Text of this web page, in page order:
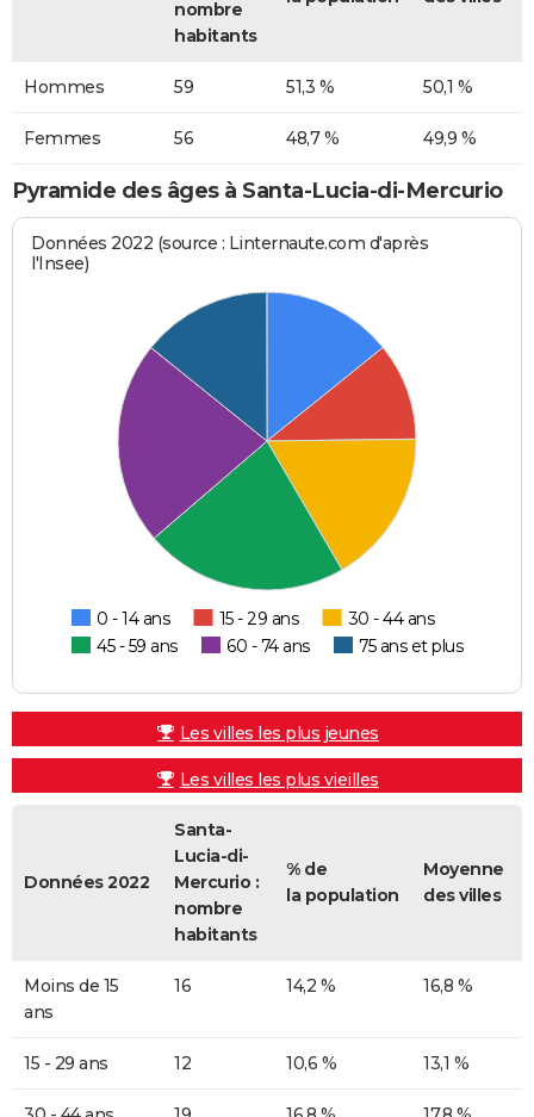
nombre
habitants
Hommes 59 51,3 % 50,1 %
Femmes 56 48,7 % 49,9 %
Pyramide des âges à Santa-Lucia-di-Mercurio
Données 2022 (source : Linternaute.com d'après
l'Insee)
0 - 14 ans 15 - 29 ans
30 - 44 ans
45 - 59 ans
60 - 74 ans 75 ans et plus
Les villes les plus jeunes
Les villes les plus vieilles
Données 2022
Santa-
Lucia-di-
Mercurio :
nombre
habitants
% de
la population
Moyenne
des villes
Moins de 15
ans
16 14,2 % 16,8 %
15 - 29 ans 12 10,6 % 13,1 %